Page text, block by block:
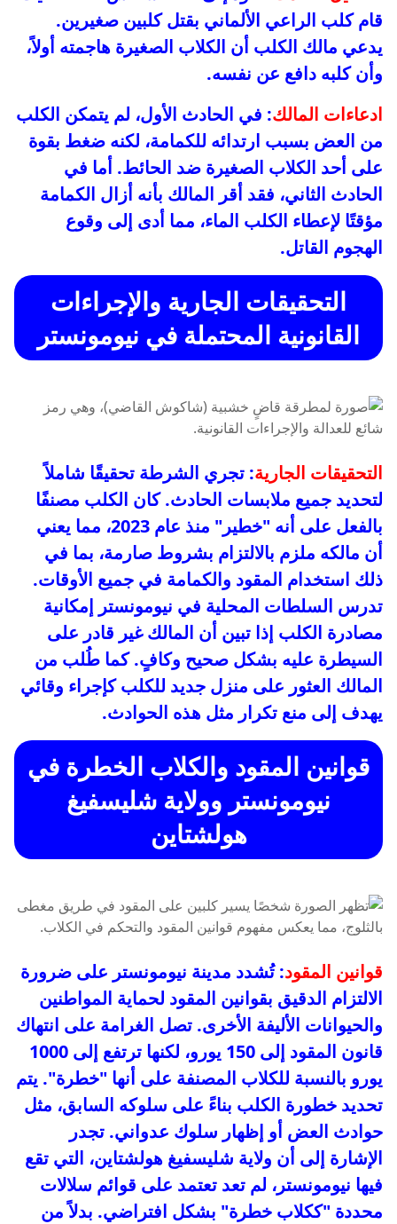
قام كلب الراعي الألماني بقتل كلبين صغيرين.
يدعي مالك الكلب أن الكلاب الصغيرة هاجمته أولاً،
وأن كلبه دافع عن نفسه.
ادعاءات المالك: في الحادث الأول، لم يتمكن الكلب
من العض بسبب ارتدائه للكمامة، لكنه ضغط بقوة
على أحد الكلاب الصغيرة ضد الحائط. أما في
الحادث الثاني، فقد أقر المالك بأنه أزال الكمامة
مؤقتًا لإعطاء الكلب الماء، مما أدى إلى وقوع
الهجوم القاتل.
التحقيقات الجارية والإجراءات
القانونية المحتملة في نيومونستر
التحقيقات الجارية: تجري الشرطة تحقيقًا شاملاً
لتحديد جميع ملابسات الحادث. كان الكلب مصنفًا
بالفعل على أنه "خطير" منذ عام 2023، مما يعني
أن مالكه ملزم بالالتزام بشروط صارمة، بما في
ذلك استخدام المقود والكمامة في جميع الأوقات.
تدرس السلطات المحلية في نيومونستر إمكانية
مصادرة الكلب إذا تبين أن المالك غير قادر على
السيطرة عليه بشكل صحيح وكافٍ. كما طُلب من
المالك العثور على منزل جديد للكلب كإجراء وقائي
يهدف إلى منع تكرار مثل هذه الحوادث.
قوانين المقود والكلاب الخطرة في
نيومونستر وولاية شليسفيغ
هولشتاين
قوانين المقود: تُشدد مدينة نيومونستر على ضرورة
الالتزام الدقيق بقوانين المقود لحماية المواطنين
والحيوانات الأليفة الأخرى. تصل الغرامة على انتهاك
قانون المقود إلى 150 يورو، لكنها ترتفع إلى 1000
يورو بالنسبة للكلاب المصنفة على أنها "خطرة". يتم
تحديد خطورة الكلب بناءً على سلوكه السابق، مثل
حوادث العض أو إظهار سلوك عدواني. تجدر
الإشارة إلى أن ولاية شليسفيغ هولشتاين، التي تقع
فيها نيومونستر، لم تعد تعتمد على قوائم سلالات
محددة "ككلاب خطرة" بشكل افتراضي. بدلاً من